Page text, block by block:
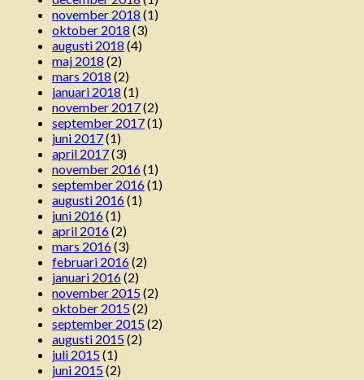
november 2018 (1)
oktober 2018 (3)
augusti 2018 (4)
maj 2018 (2)
mars 2018 (2)
januari 2018 (1)
november 2017(2)
september 2017(1)
juni 2017(1)
april 2017(3)
november 2016(1)
september 2016(1)
augusti 2016(1)
juni 2016(1)
april 2016(2)
mars 2016(3)
februari 2016(2)
januari 2016(2)
november 2015(2)
oktober 2015(2)
september 2015(2)
augusti 2015(2)
juli 2015(1)
juni 2015(2)